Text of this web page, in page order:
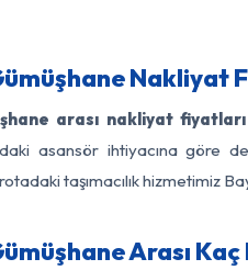
Nakliyat
arası nakliyat fiyatları
asansör ihtiyacına göre
taşımacılık hizmetimiz
Arası Kaç